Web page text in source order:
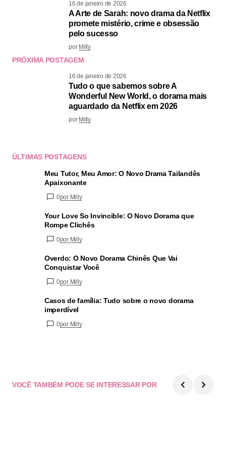
16 de janeiro de 2026
A Arte de Sarah: novo drama da Netflix
promete mistério, crime e obsessão
pelo sucesso
por Milly
PRÓXIMA POSTAGEM
16 de janeiro de 2026
Tudo o que sabemos sobre A
Wonderful New World, o dorama mais
aguardado da Netflix em 2026
por Milly
ÚLTIMAS POSTAGENS
Meu Tutor, Meu Amor: O Novo Drama Tailandês
Apaixonante
0por Milly
Your Love So Invincible: O Novo Dorama que
Rompe Clichês
0por Milly
Overdo: O Novo Dorama Chinês Que Vai
Conquistar Você
0por Milly
Casos de família: Tudo sobre o novo dorama
imperdível
0por Milly
VOCÊ TAMBÉM PODE SE INTERESSAR POR